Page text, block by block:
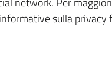
sulla privacy